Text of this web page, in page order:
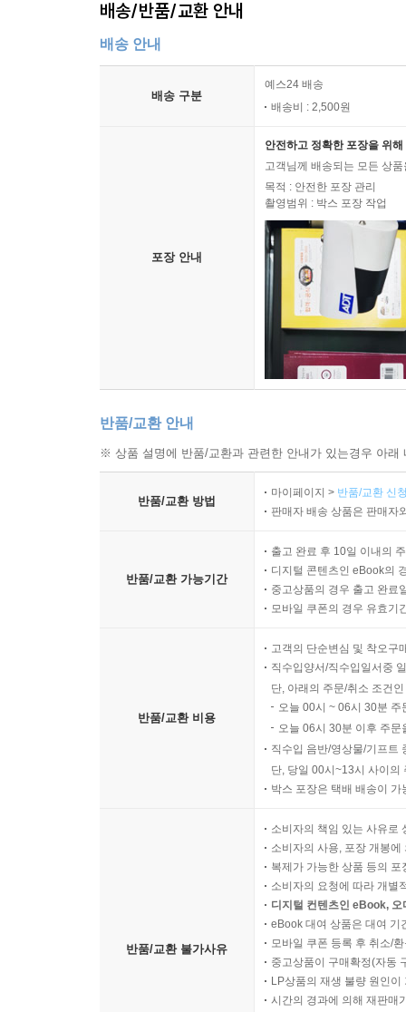
배송/반품/교환 안내
배송 안내
배송 구분
예스24 배송
배송비 : 2,500원
포장 안내
안전하고 정확한 포장을 위
고객님께 배송되는 모든 상
목적 : 안전한 포장 관리
촬영범위 : 박스 포장 작업
반품/교환 안내
※ 상품 설명에 반품/교환과 관련한 안내가 있는경우 아
반품/교환 방법
마이페이지 > 반품/교환 신
판매자 배송 상품은 판매자
반품/교환 가능기간
출고 완료 후 10일 이내의
디지털 콘텐츠인 eBook의
중고상품의 경우 출고 완료
모바일 쿠폰의 경우 유효기
반품/교환 비용
고객의 단순변심 및 착오구
직수입양서/직수입일서중
단, 아래의 주문/취소 조건
오늘 00시 ~ 06시 30분
오늘 06시 30분 이후 주
직수입 음반/영상물/기프트
단, 당일 00시~13시 사이의
박스 포장은 택배 배송이
반품/교환 불가사유
소비자의 책임 있는 사유로
소비자의 사용, 포장 개봉
복제가 가능한 상품 등의
소비자의 요청에 따라 개별
디지털 컨텐츠인 eBook,
eBook 대여 상품은 대여 기
모바일 쿠폰 등록 후 취소/
중고상품이 구매확정(자동
LP상품의 재생 불량 원인
시간의 경과에 의해 재판매